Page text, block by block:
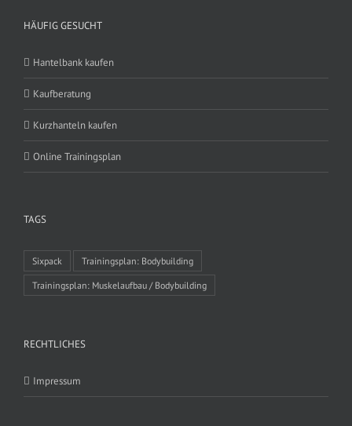
HÄUFIG GESUCHT
Hantelbank kaufen
Kaufberatung
Kurzhanteln kaufen
Online Trainingsplan
TAGS
Sixpack Trainingsplan: Bodybuilding
Trainingsplan: Muskelaufbau / Bodybuilding
RECHTLICHES
Impressum